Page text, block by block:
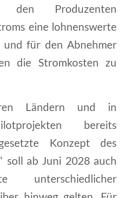
den Produzenten
eine lohnenswerte
und für den Abnehmer
die Stromkosten zu
Ländern und in
bereits
Konzept des
soll ab Juni 2028 auch
unterschiedlicher